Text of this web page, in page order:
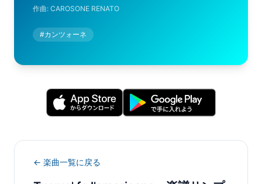
作曲: CAROSONE RENATO
#カンツォーネ
← 楽曲一覧に戻る